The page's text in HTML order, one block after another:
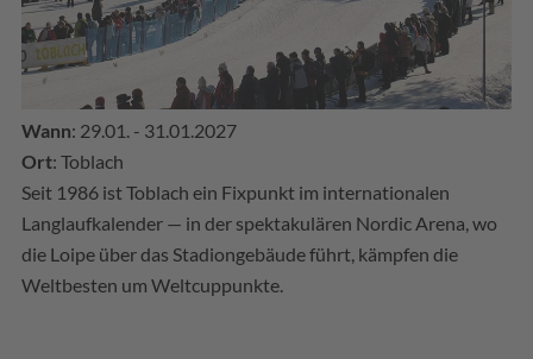
Wann: 29.01. - 31.01.2027
Ort: Toblach
Seit 1986 ist Toblach ein Fixpunkt im internationalen
Langlaufkalender — in der spektakulären Nordic Arena, wo
die Loipe über das Stadiongebäude führt, kämpfen die
Weltbesten um Weltcuppunkte.